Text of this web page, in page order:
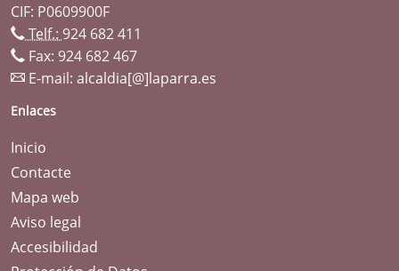
CIF: P0609900F
Telf.: 924 682 411
Fax: 924 682 467
E-mail: alcaldia[@]laparra.es
Enlaces
Inicio
Contacte
Mapa web
Aviso legal
Accesibilidad